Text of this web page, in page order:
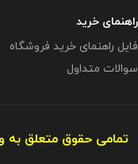
راهنمای خرید
فایل راهنمای خرید فروشگاه
سوالات متداول
تمامی حقوق متعلق به